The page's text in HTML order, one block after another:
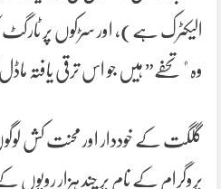
الیکٹرک ہے)، اور سڑکوں پر
وہ "تحفے” ہیں جو اس ترقی یافتہ
گلگت کے خوددار اور محنت کش
پروگرام کے نام پر چند ہزار روپوں